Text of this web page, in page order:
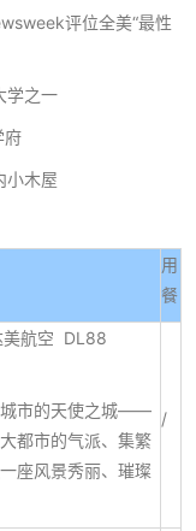
评位全美“最性
学之一
府
小木屋
用
餐
美航空 DL88
城市的天使之城——
都市的气派、集繁
座风景秀丽、璀璨
/